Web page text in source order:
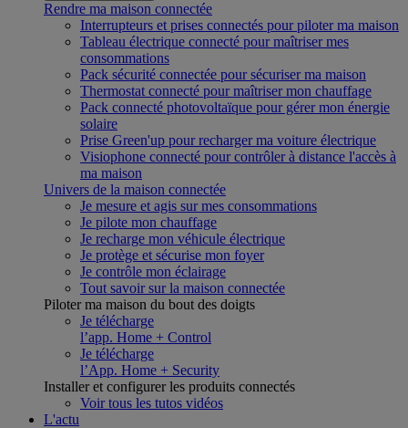
Rendre ma maison connectée
Interrupteurs et prises connectés pour piloter ma maison
Tableau électrique connecté pour maîtriser mes
consommations
Pack sécurité connectée pour sécuriser ma maison
Thermostat connecté pour maîtriser mon chauffage
Pack connecté photovoltaïque pour gérer mon énergie
solaire
Prise Green'up pour recharger ma voiture électrique
Visiophone connecté pour contrôler à distance l'accès à
ma maison
Univers de la maison connectée
Je mesure et agis sur mes consommations
Je pilote mon chauffage
Je recharge mon véhicule électrique
Je protège et sécurise mon foyer
Je contrôle mon éclairage
Tout savoir sur la maison connectée
Piloter ma maison du bout des doigts
Je télécharge
l’app. Home + Control
Je télécharge
l’App. Home + Security
Installer et configurer les produits connectés
Voir tous les tutos vidéos
L'actu